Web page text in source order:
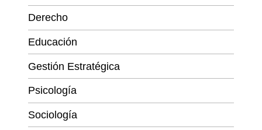
Derecho
Educación
Gestión Estratégica
Psicología
Sociología